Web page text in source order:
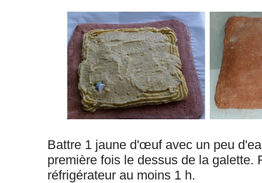
Battre 1 jaune d'œuf avec un peu
première fois le dessus de la galette.
réfrigérateur au moins 1 h.